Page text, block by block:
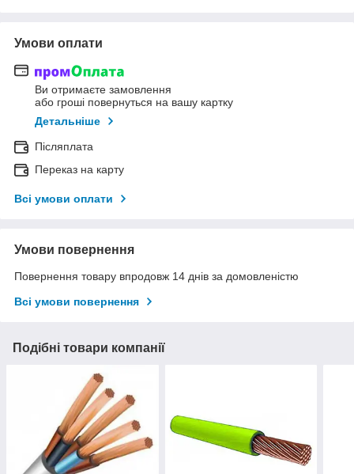
Умови оплати
Ви отримаєте замовлення
або гроші повернуться на вашу картку
Детальніше
Післяплата
Переказ на карту
Всі умови оплати
Умови повернення
Повернення товару впродовж 14 днів за домовленістю
Всі умови повернення
Подібні товари компанії